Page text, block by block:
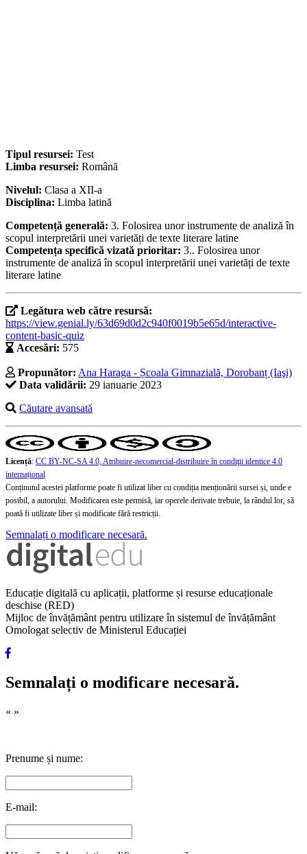
Tipul resursei: Test
Limba resursei: Română
Nivelul: Clasa a XII-a
Disciplina: Limba latină
Competență generală: 3. Folosirea unor instrumente de analiză în
scopul interpretării unei varietăți de texte literare latine
Competența specifică vizată prioritar: 3.. Folosirea unor
instrumente de analiză în scopul interpretării unei varietăți de texte
literare latine
Legătura web către resursă:
https://view.genial.ly/63d69d0d2c940f0019b5e65d/interactive-
content-basic-quiz
Accesări: 575
Propunător: Ana Haraga - Școala Gimnazială, Dorobanț (Iaşi)
Data validării: 29 ianuarie 2023
Căutare avansată
Licență: CC BY-NC-SA 4.0, Atribuire-necomercial-distribuire în condiţii identice 4.0
internațional
Conținutul acestei platforme poate fi utilizat liber cu condiția menționării sursei și, unde e
posibil, a autorului. Modificarea este permisă, iar operele derivate trebuie, la rândul lor, să
poată fi utilizate liber și modificate fără restricții.
Semnalați o modificare necesară.
Educație digitală cu aplicații, platforme și resurse educaționale
deschise (RED)
Mijloc de învățământ pentru utilizare în sistemul de învățământ
Omologat selectiv de Ministerul Educației
Semnalați o modificare necesară.
« »
Prenume și nume:
E-mail: